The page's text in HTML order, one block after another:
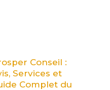
Conseil :
Services et
Complet du